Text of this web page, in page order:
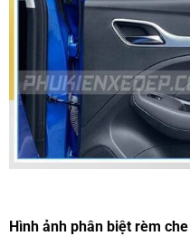
Hình ảnh phân biệt rèm